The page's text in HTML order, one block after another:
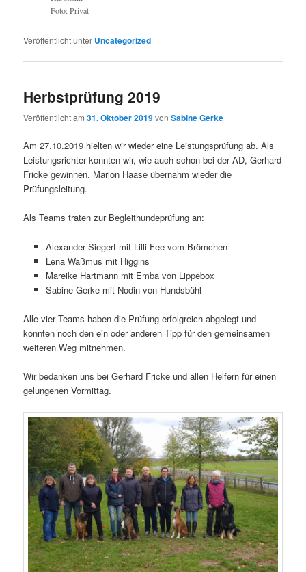
Foto: Privat
Veröffentlicht unter Uncategorized
Herbstprüfung 2019
Veröffentlicht am31. Oktober 2019vonSabine Gerke
Am 27.10.2019 hielten wir wieder eine Leistungsprüfung ab. Als
Leistungsrichter konnten wir, wie auch schon bei der AD, Gerhard
Fricke gewinnen. Marion Haase übernahm wieder die
Prüfungsleitung.
Als Teams traten zur Begleithundeprüfung an:
Alexander Siegert mit Lilli-Fee vom Brömchen
Lena Waßmus mit Higgins
Mareike Hartmann mit Emba von Lippebox
Sabine Gerke mit Nodin von Hundsbühl
Alle vier Teams haben die Prüfung erfolgreich abgelegt und
konnten noch den ein oder anderen Tipp für den gemeinsamen
weiteren Weg mitnehmen.
Wir bedanken uns bei Gerhard Fricke und allen Helfern für einen
gelungenen Vormittag.